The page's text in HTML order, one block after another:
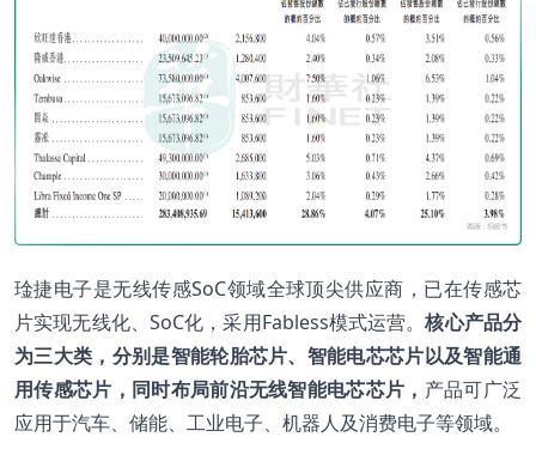
琻捷电子是无线传感SoC领域全球顶尖供应商，已在传感芯
片实现无线化、SoC化，采用Fabless模式运营。核心产品分
为三大类，分别是智能轮胎芯片、智能电芯芯片以及智能通
用传感芯片，同时布局前沿无线智能电芯芯片， 产品可广泛
应用于汽车、储能、工业电子、机器人及消费电子等领域。